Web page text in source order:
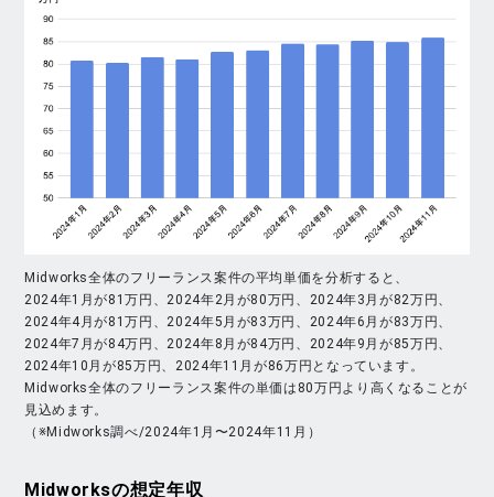
Midworks全体のフリーランス案件の平均単価を分析すると、
2024年1月が81万円、2024年2月が80万円、2024年3月が82万円、
2024年4月が81万円、2024年5月が83万円、2024年6月が83万円、
2024年7月が84万円、2024年8月が84万円、2024年9月が85万円、
2024年10月が85万円、2024年11月が86万円となっています。
Midworks全体のフリーランス案件の単価は80万円より高くなることが
見込めます。
（※Midworks調べ/2024年1月〜2024年11月）
Midworksの想定年収